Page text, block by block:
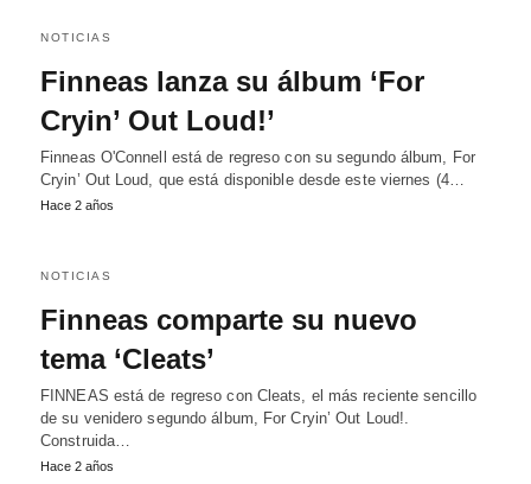
NOTICIAS
Finneas lanza su álbum ‘For
Cryin’ Out Loud!’
Finneas O'Connell está de regreso con su segundo álbum, For
Cryin’ Out Loud, que está disponible desde este viernes (4…
Hace 2 años
NOTICIAS
Finneas comparte su nuevo
tema ‘Cleats’
FINNEAS está de regreso con Cleats, el más reciente sencillo
de su venidero segundo álbum, For Cryin’ Out Loud!.
Construida…
Hace 2 años